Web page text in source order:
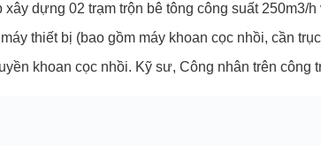
dựng 02 trạm trộn bê tông công suất 250m3/
thiết bị (bao gồm máy khoan cọc nhồi, cần
khoan cọc nhồi. Kỹ sư, Công nhân trên